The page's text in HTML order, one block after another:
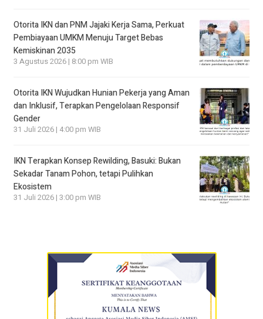
Otorita IKN dan PNM Jajaki Kerja Sama, Perkuat
Pembiayaan UMKM Menuju Target Bebas
Kemiskinan 2035
3 Agustus 2026 | 8:00 pm WIB
Otorita IKN Wujudkan Hunian Pekerja yang Aman
dan Inklusif, Terapkan Pengelolaan Responsif
Gender
31 Juli 2026 | 4:00 pm WIB
IKN Terapkan Konsep Rewilding, Basuki: Bukan
Sekadar Tanam Pohon, tetapi Pulihkan
Ekosistem
31 Juli 2026 | 3:00 pm WIB